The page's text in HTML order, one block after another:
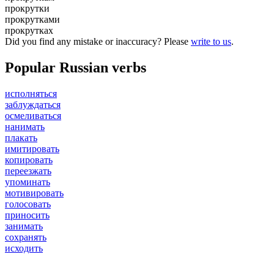
прокрутки
прокрутками
прокрутках
Did you find any mistake or inaccuracy? Please write to us.
Popular Russian verbs
исполняться
заблуждаться
осмеливаться
нанимать
плакать
имитировать
копировать
переезжать
упоминать
мотивировать
голосовать
приносить
занимать
сохранять
исходить